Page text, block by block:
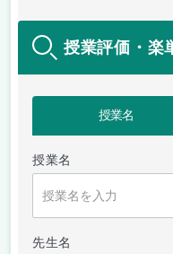
授業評価・楽
授業名
授業名
先生名